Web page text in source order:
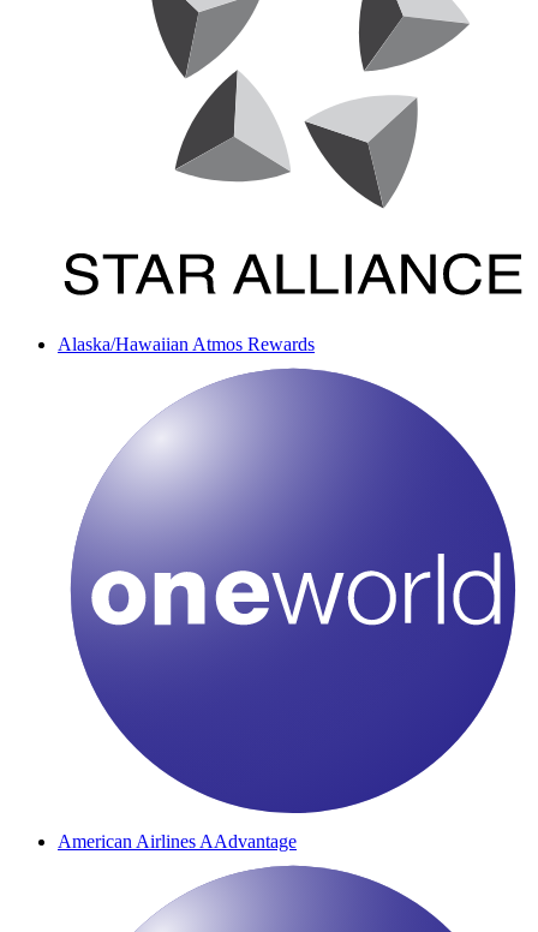
Alaska/Hawaiian Atmos Rewards
American Airlines AAdvantage